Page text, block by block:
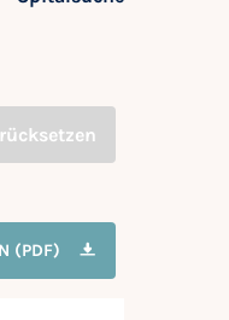
(PDF)